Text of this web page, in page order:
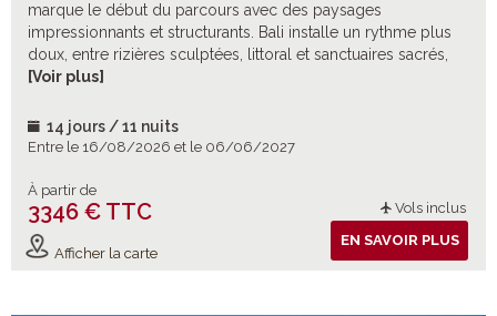
marque le début du parcours avec des paysages
impressionnants et structurants. Bali installe un rythme plus
doux, entre rizières sculptées, littoral et sanctuaires sacrés,
alternant exploration et temps libres. Une aventure
immersion locale.
[Voir plus]
14 jours / 11 nuits
Entre le 16/08/2026 et le 06/06/2027
À partir de
3346 € TTC Vols inclus
Afficher la carte
EN SAVOIR PLUS